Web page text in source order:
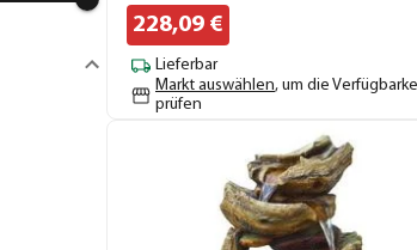
228,09 €
Lieferbar
Markt auswählen, um die
prüfen